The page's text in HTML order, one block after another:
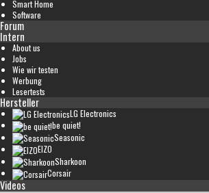
Smart Home
Software
Forum
Intern
About us
Jobs
Wie wir testen
Werbung
Lesertests
Hersteller
LG Electronics
be quiet!
Seasonic
EIZO
Sharkoon
Corsair
Videos